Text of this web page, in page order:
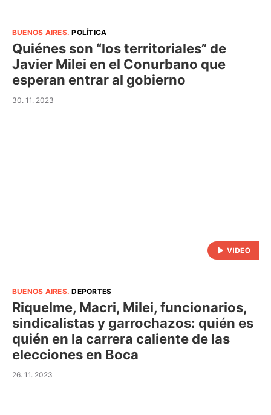
BUENOS AIRES.POLÍTICA
Quiénes son “los territoriales” de
Javier Milei en el Conurbano que
esperan entrar al gobierno
30. 11. 2023
BUENOS AIRES.DEPORTES
Riquelme, Macri, Milei, funcionarios,
sindicalistas y garrochazos: quién es
quién en la carrera caliente de las
elecciones en Boca
26. 11. 2023